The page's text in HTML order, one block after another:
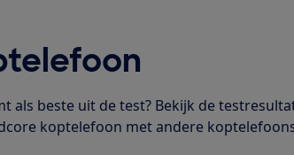
als beste uit de test? Bekijk de
koptelefoon met andere